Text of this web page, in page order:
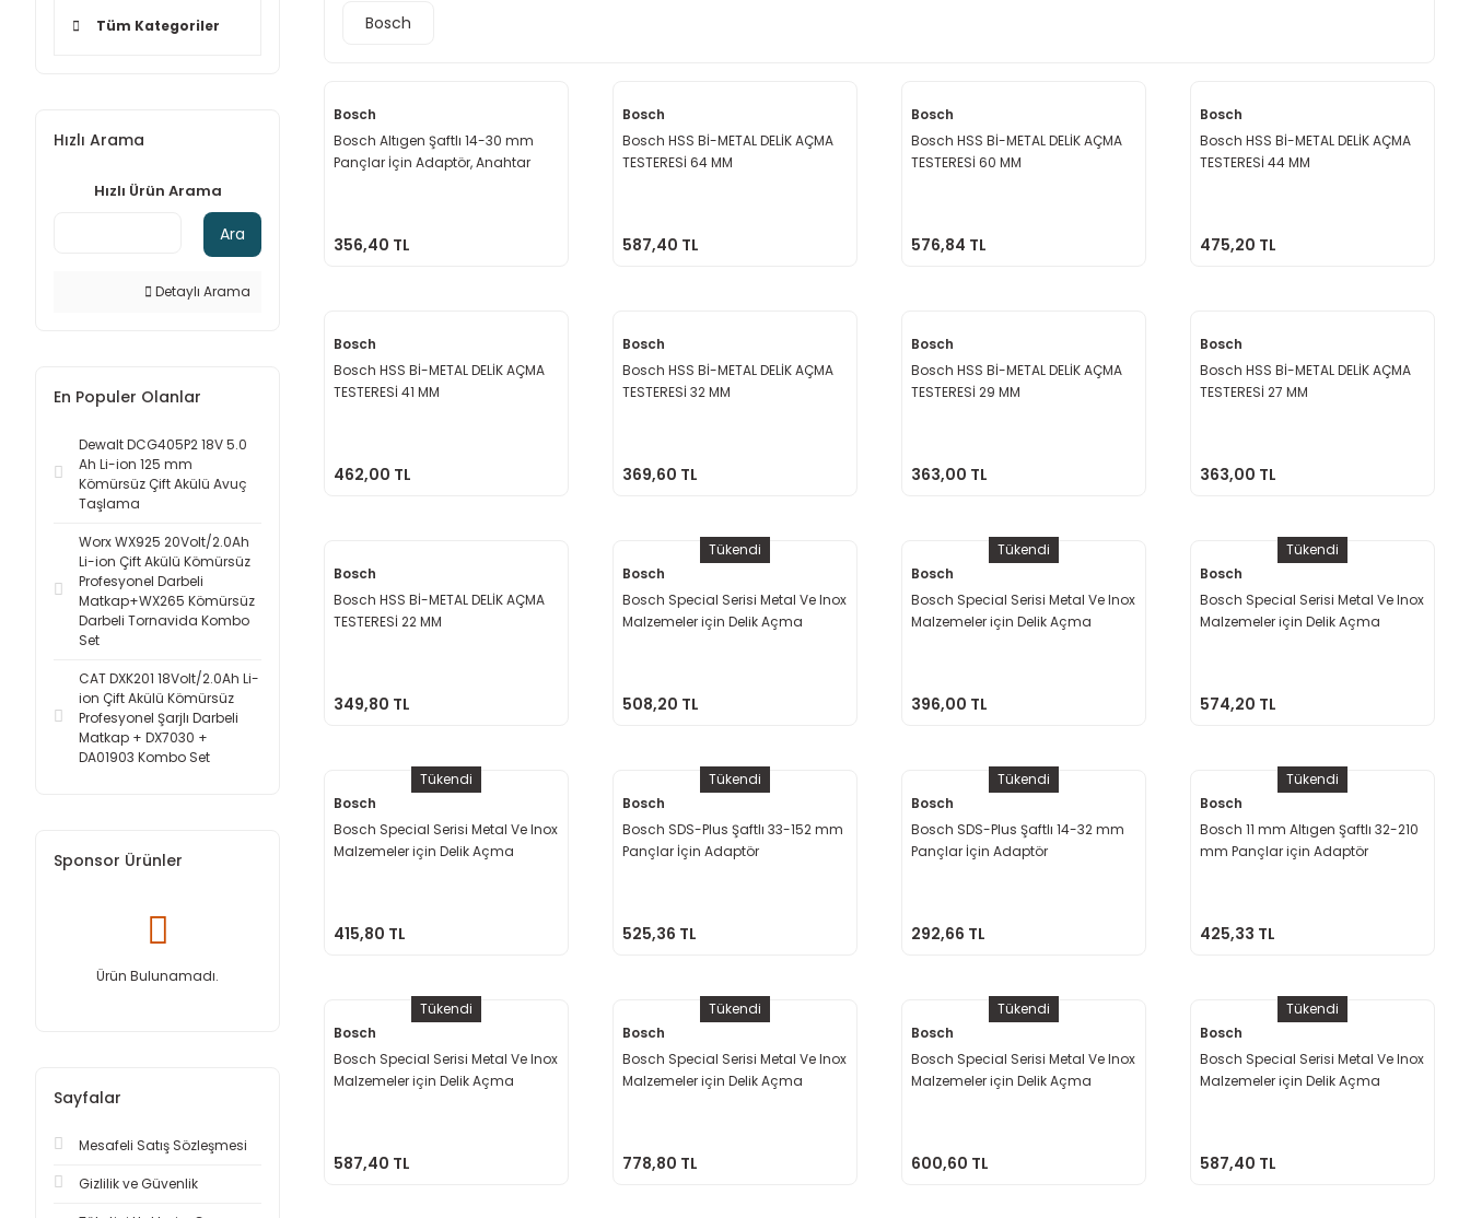
Tüm Kategoriler
Hızlı Arama
Hızlı Ürün Arama
Ara
Detaylı Arama
En Populer Olanlar
Dewalt DCG405P2 18V 5.0
Ah Li-ion 125 mm
Kömürsüz Çift Akülü Avuç
Taşlama
Worx WX925 20Volt/2.0Ah
Li-ion Çift Akülü Kömürsüz
Profesyonel Darbeli
Matkap+WX265 Kömürsüz
Darbeli Tornavida Kombo
Set
CAT DXK201 18Volt/2.0Ah Li-
ion Çift Akülü Kömürsüz
Profesyonel Şarjlı Darbeli
Matkap + DX7030 +
DA01903 Kombo Set
Sponsor Ürünler
Ürün Bulunamadı.
Sayfalar
Mesafeli Satış Sözleşmesi
Gizlilik ve Güvenlik
Bosch
Bosch
Bosch Altıgen Şaftlı 14-30 mm
Pançlar İçin Adaptör, Anahtar
356,40 TL
Bosch
Bosch HSS Bİ-METAL DELİK AÇMA
TESTERESİ 64 MM
587,40 TL
Bosch
Bosch HSS Bİ-METAL DELİK AÇMA
TESTERESİ 60 MM
576,84 TL
Bosch
Bosch HSS Bİ-METAL DELİK AÇMA
TESTERESİ 44 MM
475,20 TL
Bosch
Bosch HSS Bİ-METAL DELİK AÇMA
TESTERESİ 41 MM
462,00 TL
Bosch
Bosch HSS Bİ-METAL DELİK AÇMA
TESTERESİ 32 MM
369,60 TL
Bosch
Bosch HSS Bİ-METAL DELİK AÇMA
TESTERESİ 29 MM
363,00 TL
Bosch
Bosch HSS Bİ-METAL DELİK AÇMA
TESTERESİ 27 MM
363,00 TL
Bosch
Bosch HSS Bİ-METAL DELİK AÇMA
TESTERESİ 22 MM
349,80 TL
Tükendi
Bosch
Bosch Special Serisi Metal Ve Inox
Malzemeler için Delik Açma
508,20 TL
Tükendi
Bosch
Bosch Special Serisi Metal Ve Inox
Malzemeler için Delik Açma
396,00 TL
Tükendi
Bosch
Bosch Special Serisi Metal Ve Inox
Malzemeler için Delik Açma
574,20 TL
Tükendi
Bosch
Bosch Special Serisi Metal Ve Inox
Malzemeler için Delik Açma
415,80 TL
Tükendi
Bosch
Bosch SDS-Plus Şaftlı 33-152 mm
Pançlar İçin Adaptör
525,36 TL
Tükendi
Bosch
Bosch SDS-Plus Şaftlı 14-32 mm
Pançlar İçin Adaptör
292,66 TL
Tükendi
Bosch
Bosch 11 mm Altıgen Şaftlı 32-210
mm Pançlar için Adaptör
425,33 TL
Tükendi
Bosch
Bosch Special Serisi Metal Ve Inox
Malzemeler için Delik Açma
587,40 TL
Tükendi
Bosch
Bosch Special Serisi Metal Ve Inox
Malzemeler için Delik Açma
778,80 TL
Tükendi
Bosch
Bosch Special Serisi Metal Ve Inox
Malzemeler için Delik Açma
600,60 TL
Tükendi
Bosch
Bosch Special Serisi Metal Ve Inox
Malzemeler için Delik Açma
587,40 TL